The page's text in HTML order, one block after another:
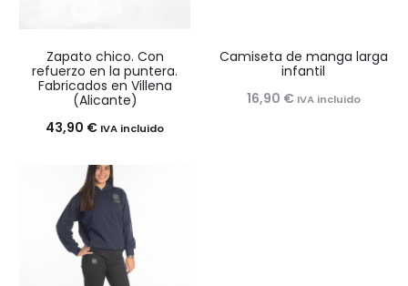
Zapato chico. Con
refuerzo en la puntera.
Fabricados en Villena
(Alicante)
43,90 € IVA incluido
Camiseta de manga larga
infantil
16,90 € IVA incluido